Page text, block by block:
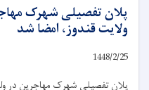
پلان تفصیلی شهرک
ولایت قندوز، امضا شد
1448/2/25
پلان تفصیلی شهرک مهاجرین در